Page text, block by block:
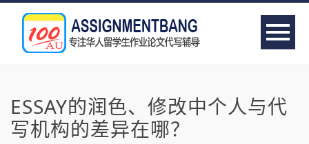
ESSAY的润色、修改中个人与代
写机构的差异在哪？